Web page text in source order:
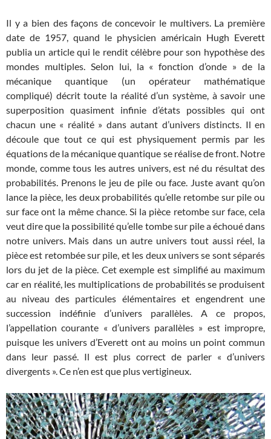
Il y a bien des façons de concevoir le multivers. La première
date de 1957, quand le physicien américain Hugh Everett
publia un article qui le rendit célèbre pour son hypothèse des
mondes multiples. Selon lui, la « fonction d’onde » de la
mécanique quantique (un opérateur mathématique
compliqué) décrit toute la réalité d’un système, à savoir une
superposition quasiment infinie d’états possibles qui ont
chacun une « réalité » dans autant d’univers distincts. Il en
découle que tout ce qui est physiquement permis par les
équations de la mécanique quantique se réalise de front. Notre
monde, comme tous les autres univers, est né du résultat des
probabilités. Prenons le jeu de pile ou face. Juste avant qu’on
lance la pièce, les deux probabilités qu’elle retombe sur pile ou
sur face ont la même chance. Si la pièce retombe sur face, cela
veut dire que la possibilité qu’elle tombe sur pile a échoué dans
notre univers. Mais dans un autre univers tout aussi réel, la
pièce est retombée sur pile, et les deux univers se sont séparés
lors du jet de la pièce. Cet exemple est simplifié au maximum
car en réalité, les multiplications de probabilités se produisent
au niveau des particules élémentaires et engendrent une
succession indéfinie d’univers parallèles. A ce propos,
l’appellation courante « d’univers parallèles » est impropre,
puisque les univers d’Everett ont au moins un point commun
dans leur passé. Il est plus correct de parler « d’univers
divergents ». Ce n’en est que plus vertigineux.